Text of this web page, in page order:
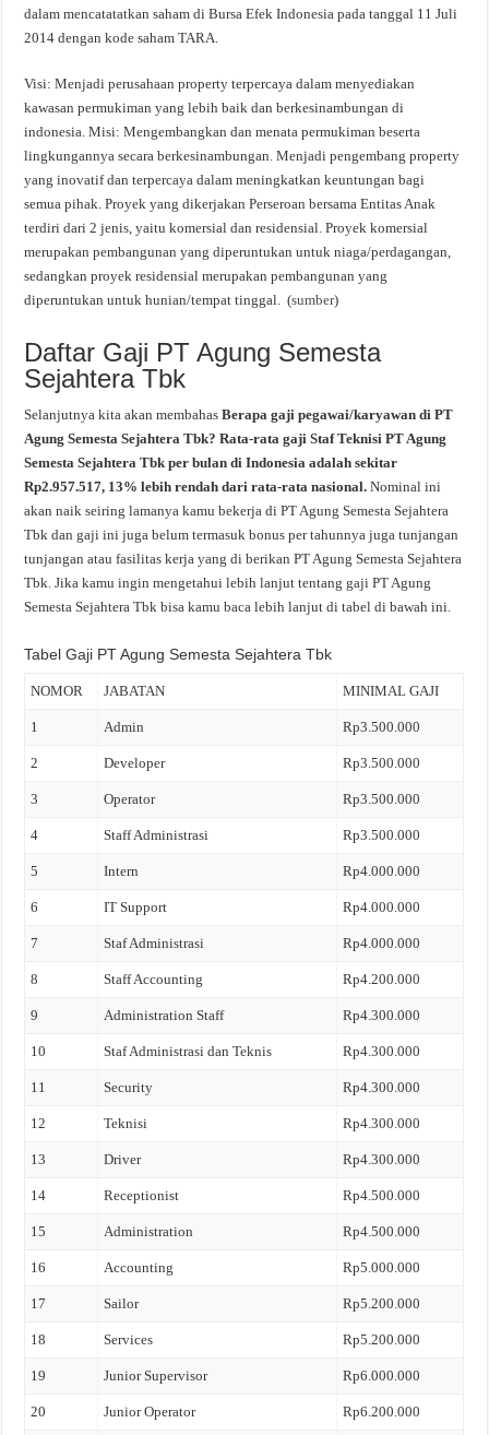
dalam mencatatatkan saham di Bursa Efek Indonesia pada tanggal 11 Juli
2014 dengan kode saham TARA.
Visi: Menjadi perusahaan property terpercaya dalam menyediakan
kawasan permukiman yang lebih baik dan berkesinambungan di
indonesia. Misi: Mengembangkan dan menata permukiman beserta
lingkungannya secara berkesinambungan. Menjadi pengembang property
yang inovatif dan terpercaya dalam meningkatkan keuntungan bagi
semua pihak. Proyek yang dikerjakan Perseroan bersama Entitas Anak
terdiri dari 2 jenis, yaitu komersial dan residensial. Proyek komersial
merupakan pembangunan yang diperuntukan untuk niaga/perdagangan,
sedangkan proyek residensial merupakan pembangunan yang
diperuntukan untuk hunian/tempat tinggal. (sumber)
Daftar Gaji PT Agung Semesta
Sejahtera Tbk
Selanjutnya kita akan membahasBerapa gaji pegawai/karyawan di PT
Agung Semesta Sejahtera Tbk? Rata-rata gaji Staf Teknisi PT Agung
Semesta Sejahtera Tbk per bulan di Indonesia adalah sekitar
Rp2.957.517, 13% lebih rendah dari rata-rata nasional.Nominal ini
akan naik seiring lamanya kamu bekerja di PT Agung Semesta Sejahtera
Tbk dan gaji ini juga belum termasuk bonus per tahunnya juga tunjangan
tunjangan atau fasilitas kerja yang di berikan PT Agung Semesta Sejahtera
Tbk. Jika kamu ingin mengetahui lebih lanjut tentang gaji PT Agung
Semesta Sejahtera Tbk bisa kamu baca lebih lanjut di tabel di bawah ini.
Tabel Gaji PT Agung Semesta Sejahtera Tbk
NOMOR JABATAN MINIMAL GAJI
1 Admin Rp3.500.000
2 Developer Rp3.500.000
3 Operator Rp3.500.000
4 Staff Administrasi Rp3.500.000
5 Intern Rp4.000.000
6 IT Support Rp4.000.000
7 Staf Administrasi Rp4.000.000
8 Staff Accounting Rp4.200.000
9 Administration Staff Rp4.300.000
10 Staf Administrasi dan Teknis Rp4.300.000
11 Security Rp4.300.000
12 Teknisi Rp4.300.000
13 Driver Rp4.300.000
14 Receptionist Rp4.500.000
15 Administration Rp4.500.000
16 Accounting Rp5.000.000
17 Sailor Rp5.200.000
18 Services Rp5.200.000
19 Junior Supervisor Rp6.000.000
20 Junior Operator Rp6.200.000